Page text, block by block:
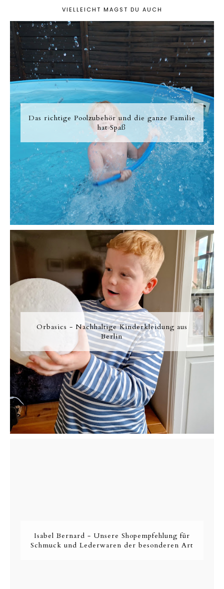
VIELLEICHT MAGST DU AUCH
Das richtige Poolzubehör und die ganze Familie
hat Spaß
Orbasics - Nachhaltige Kinderkleidung aus
Berlin
Isabel Bernard - Unsere Shopempfehlung für
Schmuck und Lederwaren der besonderen Art